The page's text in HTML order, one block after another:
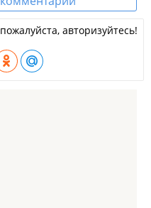
на карту.
авторизуйтесь!